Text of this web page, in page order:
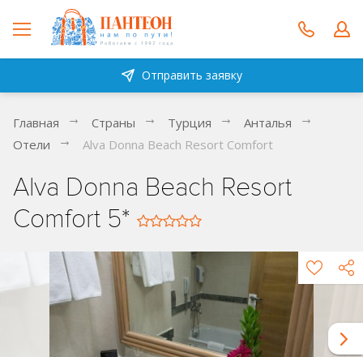
Отправить заявку
Главная Страны Турция
Анталья
Отели
Alva Donna Beach Resort Comfort
Alva Donna Beach Resort
Comfort 5*